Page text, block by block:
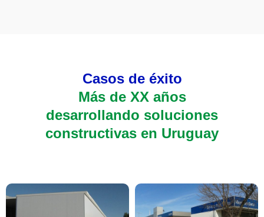
Casos de éxito
Más de XX años
desarrollando soluciones
constructivas en Uruguay